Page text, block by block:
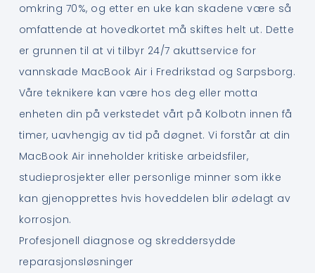
omkring 70%, og etter en uke kan skadene være så
omfattende at hovedkortet må skiftes helt ut. Dette
er grunnen til at vi tilbyr 24/7 akuttservice for
vannskade MacBook Air i Fredrikstad og Sarpsborg.
Våre teknikere kan være hos deg eller motta
enheten din på verkstedet vårt på Kolbotn innen få
timer, uavhengig av tid på døgnet. Vi forstår at din
MacBook Air inneholder kritiske arbeidsfiler,
studieprosjekter eller personlige minner som ikke
kan gjenopprettes hvis hoveddelen blir ødelagt av
korrosjon.
Profesjonell diagnose og skreddersydde
reparasjonsløsninger